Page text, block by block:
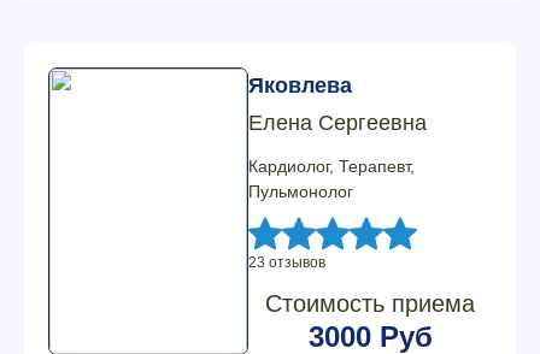
Яковлева
Елена Сергеевна
Кардиолог, Терапевт,
Пульмонолог
23 отзывов
Стоимость приема
3000 Руб